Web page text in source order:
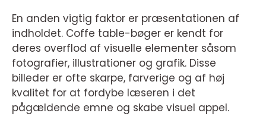
En anden vigtig faktor er præsentationen af
indholdet. Coffe table-bøger er kendt for
deres overflod af visuelle elementer såsom
fotografier, illustrationer og grafik. Disse
billeder er ofte skarpe, farverige og af høj
kvalitet for at fordybe læseren i det
pågældende emne og skabe visuel appel.